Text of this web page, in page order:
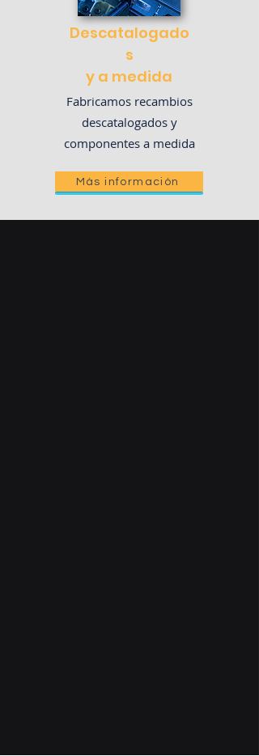
Descatalogado
s
y a medida
Fabricamos recambios
descatalogados y
componentes a medida
Más información